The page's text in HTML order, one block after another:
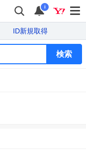
i
ID新規取得
検索